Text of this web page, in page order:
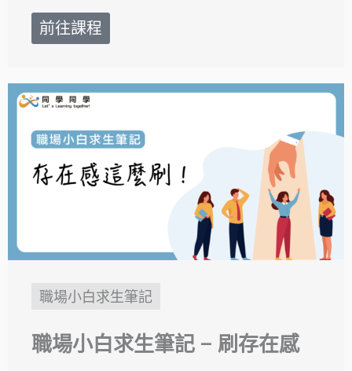
前往課程
職場小白求生筆記
職場小白求生筆記 – 刷存在感